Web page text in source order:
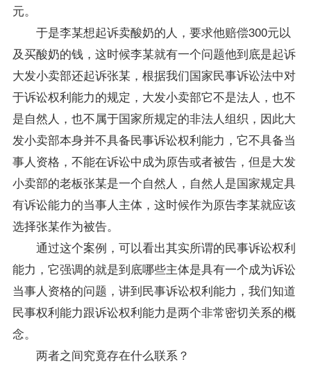
元。
于是李某想起诉卖酸奶的人，要求他赔偿300元以
及买酸奶的钱，这时候李某就有一个问题他到底是起诉
大发小卖部还起诉张某，根据我们国家民事诉讼法中对
于诉讼权利能力的规定，大发小卖部它不是法人，也不
是自然人，也不属于国家所规定的非法人组织，因此大
发小卖部本身并不具备民事诉讼权利能力，它不具备当
事人资格，不能在诉讼中成为原告或者被告，但是大发
小卖部的老板张某是一个自然人，自然人是国家规定具
有诉讼能力的当事人主体，这时候作为原告李某就应该
选择张某作为被告。
通过这个案例，可以看出其实所谓的民事诉讼权利
能力，它强调的就是到底哪些主体是具有一个成为诉讼
当事人资格的问题，讲到民事诉讼权利能力，我们知道
民事权利能力跟诉讼权利能力是两个非常密切关系的概
念。
两者之间究竟存在什么联系？